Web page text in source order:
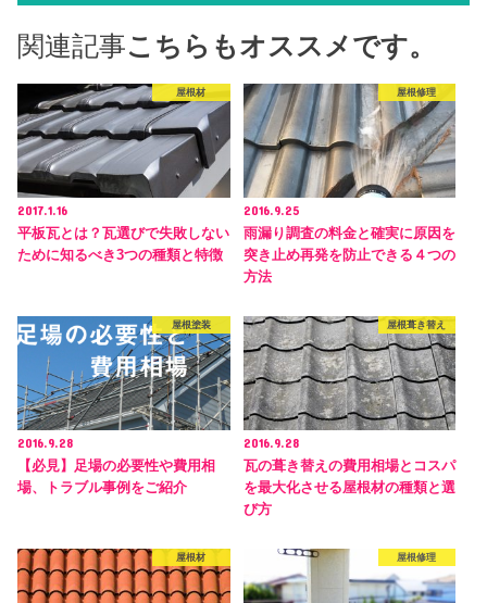
関連記事こちらもオススメです。
屋根材
2017.1.16
平板瓦とは？瓦選びで失敗しない
ために知るべき3つの種類と特徴
屋根修理
2016.9.25
雨漏り調査の料金と確実に原因を
突き止め再発を防止できる４つの
方法
屋根塗装
2016.9.28
【必見】足場の必要性や費用相
場、トラブル事例をご紹介
屋根葺き替え
2016.9.28
瓦の葺き替えの費用相場とコスパ
を最大化させる屋根材の種類と選
び方
屋根材 屋根修理